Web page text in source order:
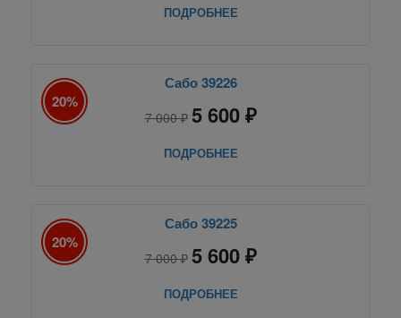
ПОДРОБНЕЕ
20%
Сабо 39226
7 000 ₽ 5 600 ₽
ПОДРОБНЕЕ
20%
Сабо 39225
7 000 ₽ 5 600 ₽
ПОДРОБНЕЕ